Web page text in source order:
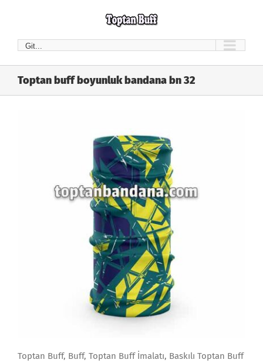
Git...
Toptan buff boyunluk bandana bn 32
Toptan Buff, Buff, Toptan Buff İmalatı, Baskılı Toptan Buff